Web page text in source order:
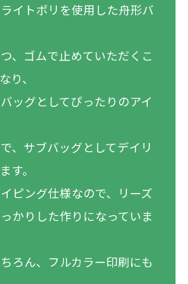
イトポリを使用した舟形バ
、ゴムで止めていただくこ
り、
ッグとしてぴったりのアイ
、サブバッグとしてデイリ
す。
ピング仕様なので、リーズ
かりした作りになっていま
ろん、フルカラー印刷にも